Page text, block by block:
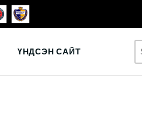
ҮНДСЭН САЙТ